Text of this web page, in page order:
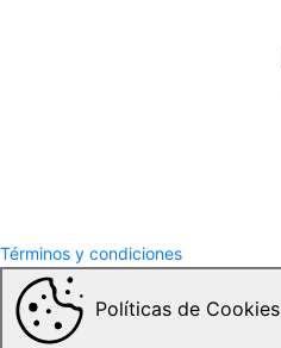
Términos y condiciones
Políticas de Cookies